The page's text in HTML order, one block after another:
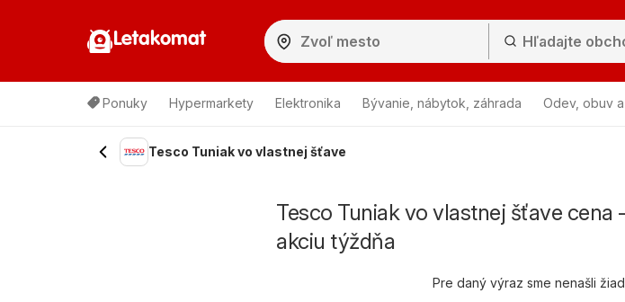
Letakomat
Ponuky Hypermarkety Elektronika Bývanie, nábytok, záhrada Odev, obuv
Tesco Tuniak vo vlastnej šťave
Tesco Tuniak vo vlastnej šťave cena
akciu týždňa
Pre daný výraz sme nenašli